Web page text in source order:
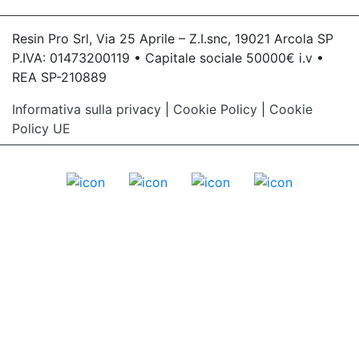
Resin Pro Srl, Via 25 Aprile – Z.I.snc, 19021 Arcola SP
P.IVA: 01473200119 • Capitale sociale 50000€ i.v •
REA SP-210889
Informativa sulla privacy
Cookie Policy
Cookie
Policy UE